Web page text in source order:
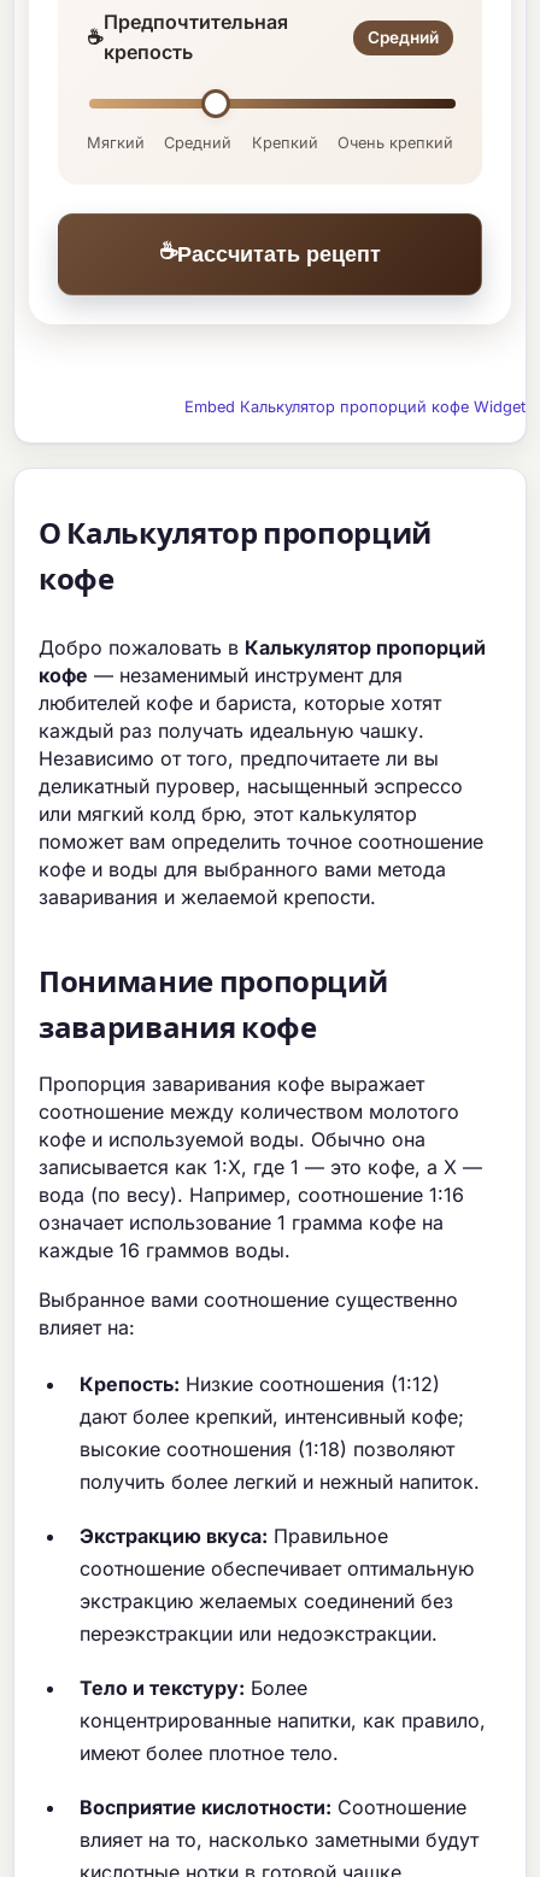
☕
Предпочтительная
крепость
Средний
Мягкий Средний Крепкий Очень крепкий
☕Рассчитать рецепт
Embed Калькулятор пропорций кофе Widget
О Калькулятор пропорций
кофе
Добро пожаловать в Калькулятор пропорций
кофе — незаменимый инструмент для
любителей кофе и бариста, которые хотят
каждый раз получать идеальную чашку.
Независимо от того, предпочитаете ли вы
деликатный пуровер, насыщенный эспрессо
или мягкий колд брю, этот калькулятор
поможет вам определить точное соотношение
кофе и воды для выбранного вами метода
заваривания и желаемой крепости.
Понимание пропорций
заваривания кофе
Пропорция заваривания кофе выражает
соотношение между количеством молотого
кофе и используемой воды. Обычно она
записывается как 1:X, где 1 — это кофе, а X —
вода (по весу). Например, соотношение 1:16
означает использование 1 грамма кофе на
каждые 16 граммов воды.
Выбранное вами соотношение существенно
влияет на:
Крепость: Низкие соотношения (1:12)
дают более крепкий, интенсивный кофе;
высокие соотношения (1:18) позволяют
получить более легкий и нежный напиток.
Экстракцию вкуса: Правильное
соотношение обеспечивает оптимальную
экстракцию желаемых соединений без
переэкстракции или недоэкстракции.
Тело и текстуру: Более
концентрированные напитки, как правило,
имеют более плотное тело.
Восприятие кислотности: Соотношение
влияет на то, насколько заметными будут